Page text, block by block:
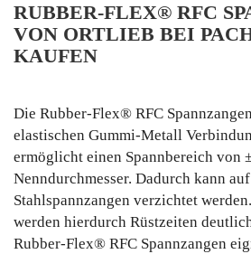
RUBBER-FLEX® RFC
VON ORTLIEB BEI
KAUFEN
Die Rubber-Flex® RFC
elastischen Gummi-Metall
ermöglicht einen Spannbereich von
Nenndurchmesser. Dadurch kann
Stahlspannzangen verzichtet
werden hierdurch Rüstzeiten
Rubber-Flex® RFC Spannzangen